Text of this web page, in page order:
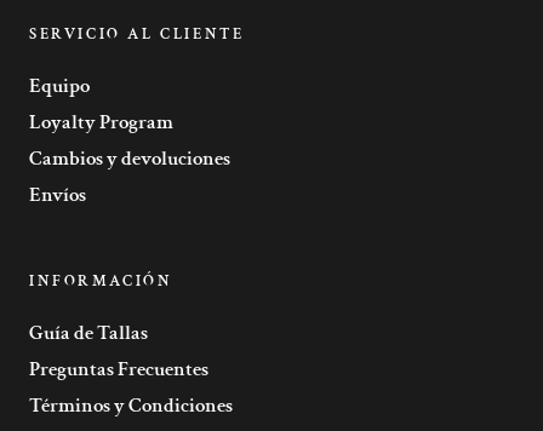
SERVICIO AL CLIENTE
Equipo
Loyalty Program
Cambios y devoluciones
Envíos
INFORMACIÓN
Guía de Tallas
Preguntas Frecuentes
Términos y Condiciones